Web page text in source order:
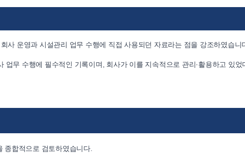
사 운영과 시설관리 업무 수행에 직접 사용되던 자료라는 점을 강조하였습니
업무 수행에 필수적인 기록이며, 회사가 이를 지속적으로 관리·활용하고 있었
종합적으로 검토하였습니다.